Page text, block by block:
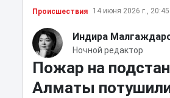
Проиcшествия 14 июня 2026 г., 20:45
Индира
Ночной редактор
Пожар на
Алматы